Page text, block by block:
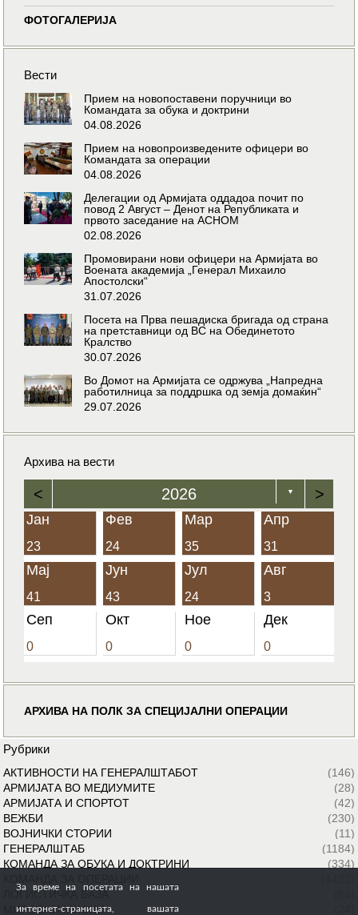
ФОТОГАЛЕРИЈА
Вести
Прием на новопоставени поручници во
Командата за обука и доктрини
04.08.2026
Прием на новопроизведените офицери во
Командата за операции
04.08.2026
Делегации од Армијата оддадоа почит по
повод 2 Август – Денот на Републиката и
првото заседание на АСНОМ
02.08.2026
Промовирани нови офицери на Армијата во
Воената академија „Генерал Михаило
Апостолски“
31.07.2026
Посета на Прва пешадиска бригада од страна
на претставници од ВС на Обединетото
Кралство
30.07.2026
Во Домот на Армијата се одржува „Напредна
работилница за поддршка од земја домаќин“
29.07.2026
Архива на вести
< 2026 ▼ >
Јан
23
Фев
24
Мар
35
Апр
31
Мај
41
Јун
43
Јул
24
Авг
3
Сеп
0
Окт
0
Ное
0
Дек
0
АРХИВА НА ПОЛК ЗА СПЕЦИЈАЛНИ ОПЕРАЦИИ
Рубрики
АКТИВНОСТИ НА ГЕНЕРАЛШТАБОТ
(146)
АРМИЈАТА ВО МЕДИУМИТЕ
(28)
АРМИЈАТА И СПОРТОТ
(42)
ВЕЖБИ
(230)
ВОЈНИЧКИ СТОРИИ
(11)
ГЕНЕРАЛШТАБ
(1184)
КОМАНДА ЗА ОБУКА И ДОКТРИНИ
(334)
ЛОГИСТИЧКА БАЗА
МИРОВНИ МИСИИ
За време на посетата на нашата
интернет-страницата, вашата